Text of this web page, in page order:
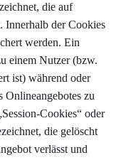
die auf
Innerhalb der Cookies
werden. Ein
einem Nutzer (bzw.
ist) während oder
Onlineangebotes zu
Cookies“ oder
die gelöscht
verlässt und